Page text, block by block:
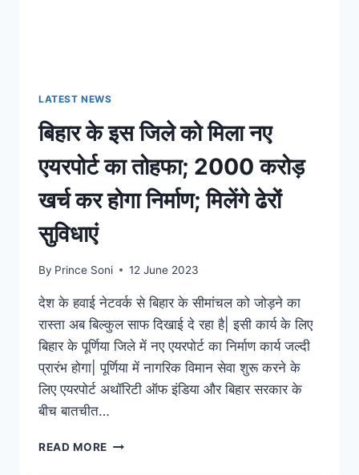
ये
LATEST NEWS
बिहार के इस जिले को मिला नए
एयरपोर्ट का तोहफा; 2000 करोड़
खर्च कर होगा निर्माण; मिलेंगे ढेरों
सुविधाएं
By Prince Soni 12 June 2023
देश के हवाई नेटवर्क से बिहार के सीमांचल को जोड़ने का
रास्ता अब बिल्कुल साफ दिखाई दे रहा है| इसी कार्य के लिए
बिहार के पूर्णिया जिले में नए एयरपोर्ट का निर्माण कार्य जल्दी
प्रारंभ होगा| पूर्णिया में नागरिक विमान सेवा शुरू करने के
लिए एयरपोर्ट अथॉरिटी ऑफ इंडिया और बिहार सरकार के
बीच बातचीत…
READ MORE बिहार